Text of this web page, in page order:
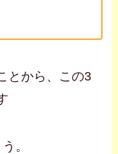
とから、この3
。